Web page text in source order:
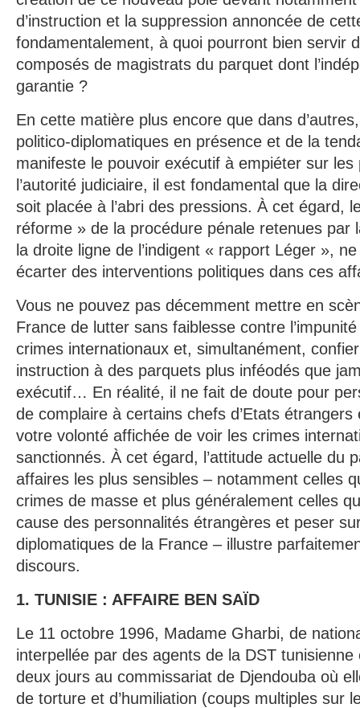
d’instruction et la suppression annoncée de
fondamentalement, à quoi pourront bien servir
composés de magistrats du parquet dont
garantie ?
En cette matière plus encore que dans
politico-diplomatiques en présence et de la
manifeste le pouvoir exécutif à empiéter sur les
l’autorité judiciaire, il est fondamental que la
soit placée à l’abri des pressions. À cet égard,
réforme » de la procédure pénale retenues par
la droite ligne de l’indigent « rapport Léger »,
écarter des interventions politiques dans ces
Vous ne pouvez pas décemment mettre en
France de lutter sans faiblesse contre
crimes internationaux et, simultanément,
instruction à des parquets plus inféodés que
exécutif… En réalité, il ne fait de doute pour
de complaire à certains chefs d’Etats
votre volonté affichée de voir les crimes
sanctionnés. À cet égard, l’attitude actuelle du
affaires les plus sensibles – notamment celles
crimes de masse et plus généralement celles
cause des personnalités étrangères et peser
diplomatiques de la France – illustre
discours.
1. TUNISIE : AFFAIRE BEN SAÏD
Le 11 octobre 1996, Madame Gharbi, de
interpellée par des agents de la DST
deux jours au commissariat de Djendouba où
de torture et d’humiliation (coups multiples sur